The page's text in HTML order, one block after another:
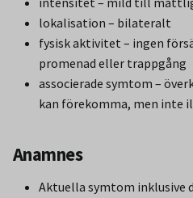
lokalisation – bilateralt
fysisk aktivitet – ingen
promenad eller trappgång
associerade symtom –
kan förekomma, men inte
Anamnes
Aktuella symtom inklusive